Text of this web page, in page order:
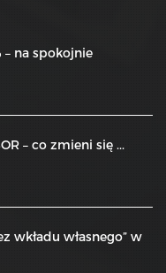
– na spokojnie
– co zmieni się ...
wkładu własnego” w